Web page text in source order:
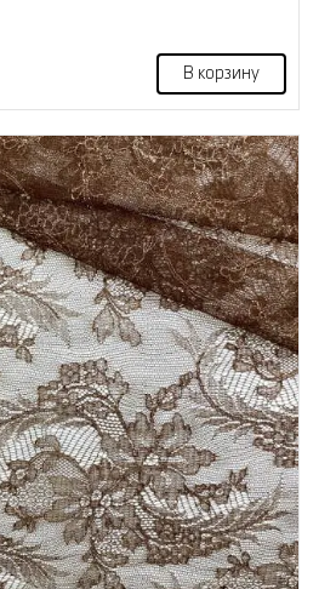
В корзину